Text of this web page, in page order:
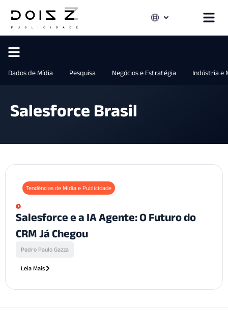
Dados de Mídia Pesquisa Negócios e Estratégia Indústria e
Salesforce Brasil
Tendências de Mídia e Publicidade
Salesforce e a IA Agente: O Futuro do
CRM Já Chegou
Pedro Paulo Gazza
Leia Mais